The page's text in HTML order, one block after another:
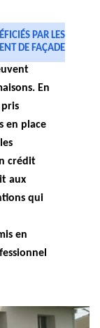
PAR LES
DE FAÇADE
En
en place
crédit
aux
qui
en